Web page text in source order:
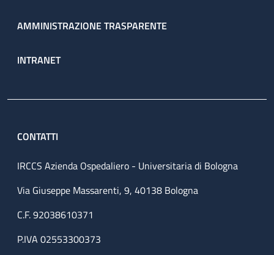
AMMINISTRAZIONE TRASPARENTE
INTRANET
CONTATTI
IRCCS Azienda Ospedaliero - Universitaria di Bologna
Via Giuseppe Massarenti, 9, 40138 Bologna
C.F. 92038610371
P.IVA 02553300373